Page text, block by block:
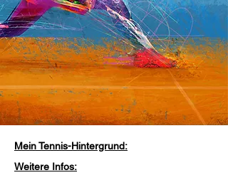
Mein Tennis-Hintergrund:
Weitere Infos: